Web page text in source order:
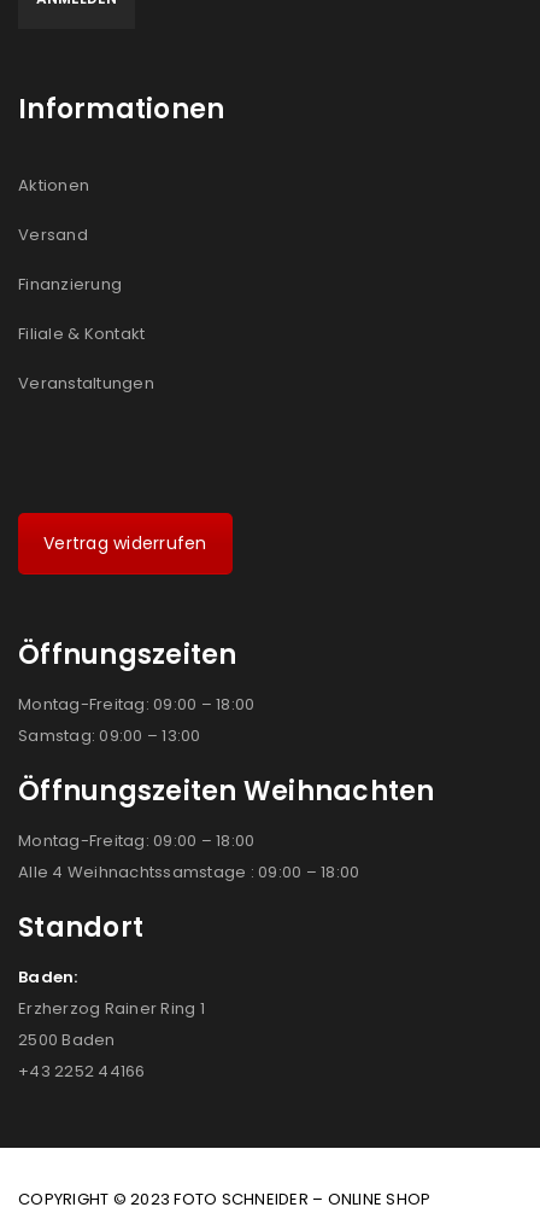
Informationen
Aktionen
Versand
Finanzierung
Filiale & Kontakt
Veranstaltungen
Vertrag widerrufen
Öffnungszeiten
Montag-Freitag: 09:00 – 18:00
Samstag: 09:00 – 13:00
Öffnungszeiten Weihnachten
Montag-Freitag: 09:00 – 18:00
Alle 4 Weihnachtssamstage : 09:00 – 18:00
Standort
Baden:
Erzherzog Rainer Ring 1
2500 Baden
+43 2252 44166
COPYRIGHT © 2023 FOTO SCHNEIDER – ONLINE SHOP